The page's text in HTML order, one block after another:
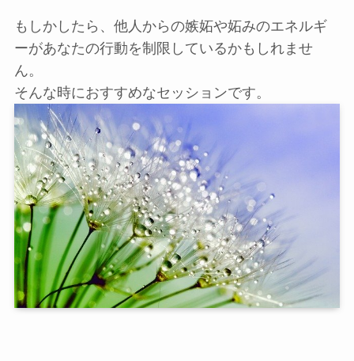
もしかしたら、他人からの嫉妬や妬みのエネルギ
ーがあなたの行動を制限しているかもしれませ
ん。
そんな時におすすめなセッションです。